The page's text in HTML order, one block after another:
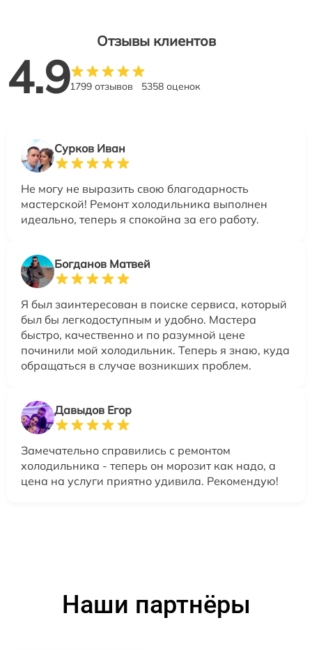
Отзывы клиентов
4.91799 отзывов 5358 оценок
Сурков Иван
Не могу не выразить свою благодарность
мастерской! Ремонт холодильника выполнен
идеально, теперь я спокойна за его работу.
Богданов Матвей
Я был заинтересован в поиске сервиса, который
был бы легкодоступным и удобно. Мастера
быстро, качественно и по разумной цене
починили мой холодильник. Теперь я знаю, куда
обращаться в случае возникших проблем.
Давыдов Егор
Замечательно справились с ремонтом
холодильника - теперь он морозит как надо, а
цена на услуги приятно удивила. Рекомендую!
Наши партнёры